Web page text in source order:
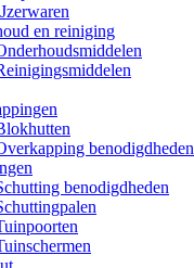
en reiniging
benodigdheden
benodigdheden